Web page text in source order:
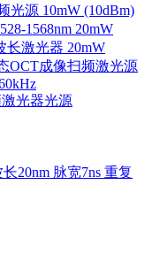
光源 10mW (10dBm)
1568nm 20mW
长激光器 20mW
OCT成像扫频激光源
光器光源
20nm 脉宽7ns 重复